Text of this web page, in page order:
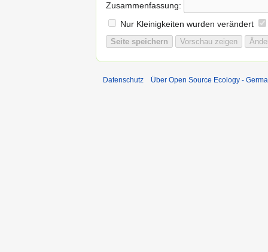
Zusammenfassung:
Nur Kleinigkeiten wurden verändert
Datenschutz Über Open Source Ecology -